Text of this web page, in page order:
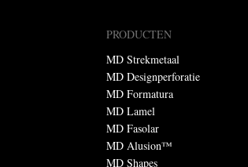
PRODUCTEN
MD Strekmetaal
MD Designperforatie
MD Formatura
MD Lamel
MD Fasolar
MD Alusion™
MD Shapes